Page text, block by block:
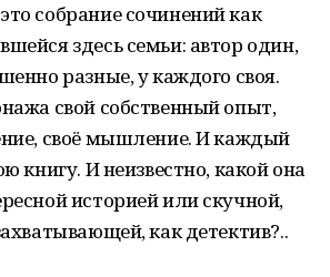
собрание сочинений как
здесь семьи: автор один,
разные, у каждого своя.
свой собственный опыт,
своё мышление. И каждый
книгу. И неизвестно, какой она
историей или скучной,
как детектив?..